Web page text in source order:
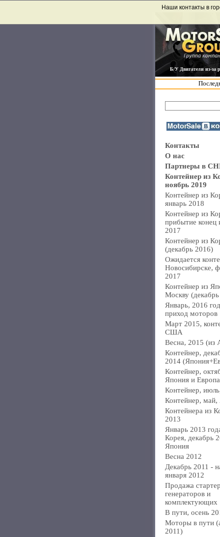
Б/У Двигатели из-за
Наши контакты в
Контакты
О нас
Партнеры в
Контейнер из
ноябрь 2019
Контейнер из
январь 2018
Контейнер из
прибытие конец
2017
Контейнер из
(декабрь 2016)
Ожидается
Новосибирске,
2017
Контейнер из
Москву
Январь, 2016
приход моторов
Март 2015,
США
Весна, 2015 (из
Контейнер,
2014
Контейнер,
Япония и
Контейнер,
Контейнер, май,
Контейнера из
2013
Январь 2013
Корея, декабрь
Япония
Весна 2012
Декабрь 2011 -
января 2012
Продажа
генераторов и
комплектующих
В пути, осень
Моторы в пути
2011)